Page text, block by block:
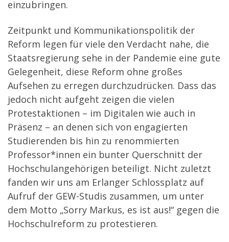
einzubringen.
Zeitpunkt und Kommunikationspolitik der
Reform legen für viele den Verdacht nahe, die
Staatsregierung sehe in der Pandemie eine gute
Gelegenheit, diese Reform ohne großes
Aufsehen zu erregen durchzudrücken. Dass das
jedoch nicht aufgeht zeigen die vielen
Protestaktionen – im Digitalen wie auch in
Präsenz – an denen sich von engagierten
Studierenden bis hin zu renommierten
Professor*innen ein bunter Querschnitt der
Hochschulangehörigen beteiligt. Nicht zuletzt
fanden wir uns am Erlanger Schlossplatz auf
Aufruf der GEW-Studis zusammen, um unter
dem Motto „Sorry Markus, es ist aus!“ gegen die
Hochschulreform zu protestieren.